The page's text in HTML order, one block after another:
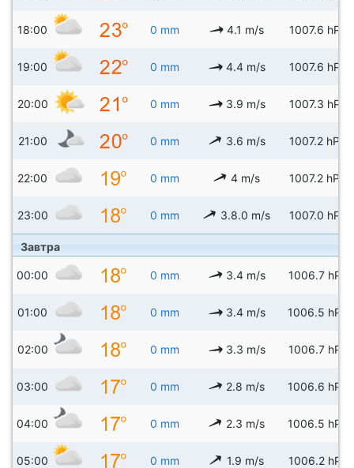
18:00 0 mm 4.1 m/s 1007.6 hPa
19:00 0 mm 4.4 m/s 1007.6 hPa
20:00 0 mm 3.9 m/s 1007.3 hPa
21:00 0 mm 3.6 m/s 1007.2 hPa
22:00 0 mm 4 m/s 1007.2 hPa
23:00 0 mm 3.8.0 m/s 1007.0 hPa
Завтра
00:00 0 mm 3.4 m/s 1006.7 hPa
01:00 0 mm 3.4 m/s 1006.5 hPa
02:00 0 mm 3.3 m/s 1006.7 hPa
03:00 0 mm 2.8 m/s 1006.6 hPa
04:00 0 mm 2.3 m/s 1006.5 hPa
05:00 0 mm 1.9 m/s 1006.2 hPa